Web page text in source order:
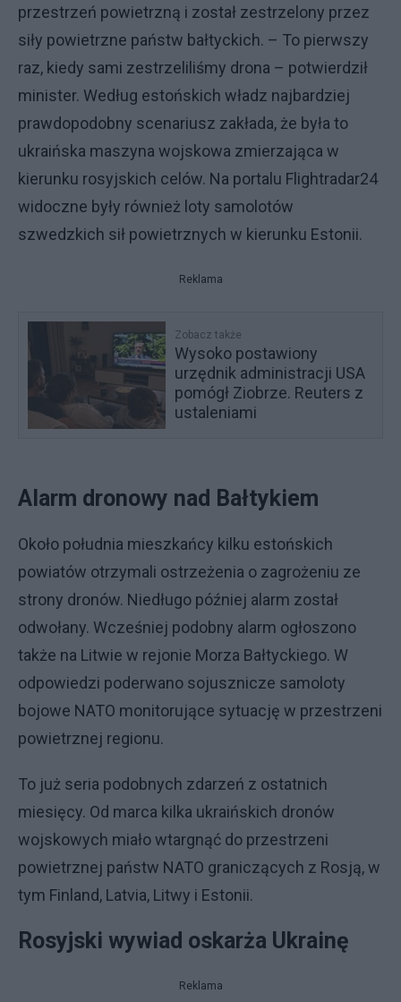
przestrzeń powietrzną i został zestrzelony przez
siły powietrzne państw bałtyckich. – To pierwszy
raz, kiedy sami zestrzeliliśmy drona – potwierdził
minister. Według estońskich władz najbardziej
prawdopodobny scenariusz zakłada, że była to
ukraińska maszyna wojskowa zmierzająca w
kierunku rosyjskich celów. Na portalu Flightradar24
widoczne były również loty samolotów
szwedzkich sił powietrznych w kierunku Estonii.
Reklama
Zobacz także
Wysoko postawiony
urzędnik administracji USA
pomógł Ziobrze. Reuters z
ustaleniami
Alarm dronowy nad Bałtykiem
Około południa mieszkańcy kilku estońskich
powiatów otrzymali ostrzeżenia o zagrożeniu ze
strony dronów. Niedługo później alarm został
odwołany. Wcześniej podobny alarm ogłoszono
także na Litwie w rejonie Morza Bałtyckiego. W
odpowiedzi poderwano sojusznicze samoloty
bojowe NATO monitorujące sytuację w przestrzeni
powietrznej regionu.
To już seria podobnych zdarzeń z ostatnich
miesięcy. Od marca kilka ukraińskich dronów
wojskowych miało wtargnąć do przestrzeni
powietrznej państw NATO graniczących z Rosją, w
tym Finland, Latvia, Litwy i Estonii.
Rosyjski wywiad oskarża Ukrainę
Reklama